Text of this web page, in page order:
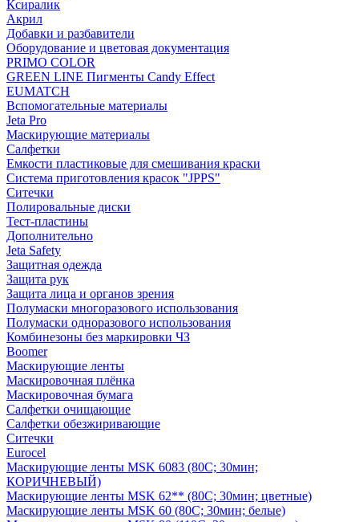
Ксиралик
Акрил
Добавки и разбавители
Оборудование и цветовая документация
PRIMO COLOR
GREEN LINE Пигменты Candy Effect
EUMATCH
Вспомогательные материалы
Jeta Pro
Маскирующие материалы
Салфетки
Емкости пластиковые для смешивания краски
Система приготовления красок "JPPS"
Ситечки
Полировальные диски
Тест-пластины
Дополнительно
Jeta Safety
Защитная одежда
Защита рук
Защита лица и органов зрения
Полумаски многоразового использования
Полумаски одноразового использования
Комбинезоны без маркировки ЧЗ
Boomer
Маскирующие ленты
Маскировочная плёнка
Маскировочная бумага
Салфетки очищающие
Салфетки обезжиривающие
Ситечки
Euroсel
Маскирующие ленты MSK 6083 (80С; 30мин;
КОРИЧНЕВЫЙ)
Маскирующие ленты MSK 62** (80С; 30мин; цветные)
Маскирующие ленты MSK 60 (80С; 30мин; белые)